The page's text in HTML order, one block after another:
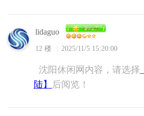
lidaguo
12 楼 2025/11/5 15:20:00
沈阳休闲网内容，请选择
陆】
后阅览！